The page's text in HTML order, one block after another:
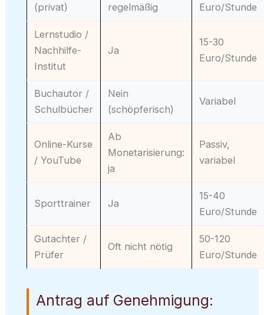
(privat)
regelmäßig
Euro/Stunde
Lernstudio /
Nachhilfe-
Institut
Ja
15-30
Euro/Stunde
Buchautor /
Schulbücher
Nein
(schöpferisch)
Variabel
Online-Kurse
/ YouTube
Ab
Monetarisierung:
ja
Passiv,
variabel
Sporttrainer Ja
15-40
Euro/Stunde
Gutachter /
Prüfer
Oft nicht nötig
50-120
Euro/Stunde
Antrag auf Genehmigung: